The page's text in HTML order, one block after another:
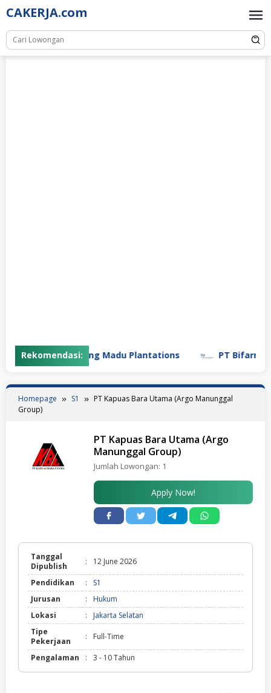
Skip
to
content
CAKERJA.com
Rekomendasi:
PT Gunung Madu Plantations PT Bifarma
Homepage S1
PT Kapuas Bara Utama (Argo Manunggal
Group)
PT Kapuas Bara Utama (Argo
Manunggal Group)
Jumlah Lowongan: 1
Apply Now!
Tanggal
Dipublish
: 12 June 2026
Pendidikan :
S1
Jurusan
:
Hukum
Lokasi
:
Jakarta Selatan
Tipe
Pekerjaan
: Full-Time
Pengalaman : 3 - 10 Tahun